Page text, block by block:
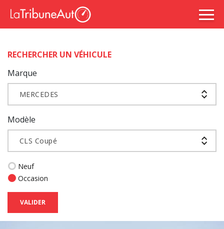
RECHERCHER UN VÉHICULE
Marque
MERCEDES
Modèle
CLS Coupé
Neuf
Occasion
VALIDER